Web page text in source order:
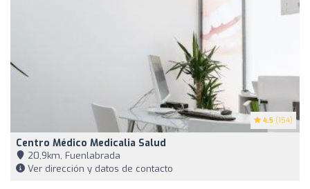
4.5 (154)
Centro Médico Medicalia Salud
20,9km, Fuenlabrada
Ver dirección y datos de contacto